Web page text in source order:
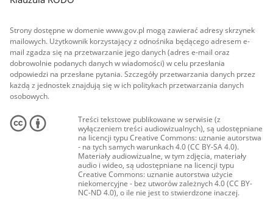
Strony dostępne w domenie www.gov.pl mogą zawierać adresy skrzynek
mailowych. Użytkownik korzystający z odnośnika będącego adresem e-
mail zgadza się na przetwarzanie jego danych (adres e-mail oraz
dobrowolnie podanych danych w wiadomości) w celu przesłania
odpowiedzi na przesłane pytania. Szczegóły przetwarzania danych przez
każdą z jednostek znajdują się w ich politykach przetwarzania danych
osobowych.
Treści tekstowe publikowane w serwisie (z
wyłączeniem treści audiowizualnych), są udostępniane
na licencji typu Creative Commons: uznanie autorstwa
- na tych samych warunkach 4.0 (CC BY-SA 4.0).
Materiały audiowizualne, w tym zdjęcia, materiały
audio i wideo, są udostępniane na licencji typu
Creative Commons: uznanie autorstwa użycie
niekomercyjne - bez utworów zależnych 4.0 (CC BY-
NC-ND 4.0), o ile nie jest to stwierdzone inaczej.